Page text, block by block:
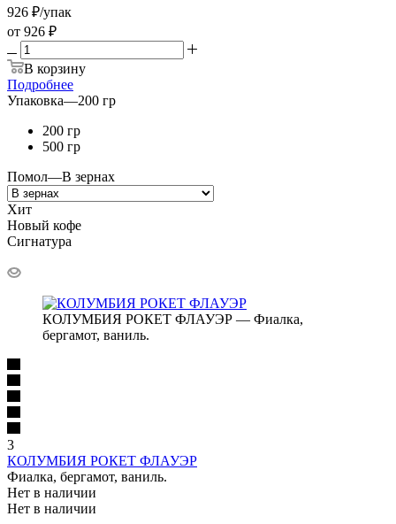
926 ₽/упак
от 926 ₽
В корзину
Подробнее
Упаковка—200 гр
200 гр
500 гр
Помол—В зернах
Хит
Новый кофе
Сигнатура
КОЛУМБИЯ РОКЕТ ФЛАУЭР — Фиалка,
бергамот, ваниль.
3
КОЛУМБИЯ РОКЕТ ФЛАУЭР
Фиалка, бергамот, ваниль.
Нет в наличии
Нет в наличии